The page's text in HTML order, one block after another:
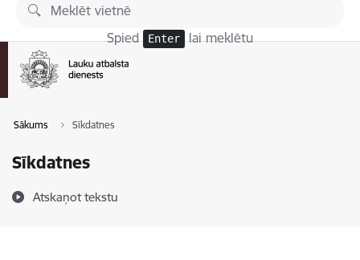
Pāriet uz lapas saturu
Spied Enter lai meklētu
Sākums Sīkdatnes
Sīkdatnes
Atskaņot tekstu